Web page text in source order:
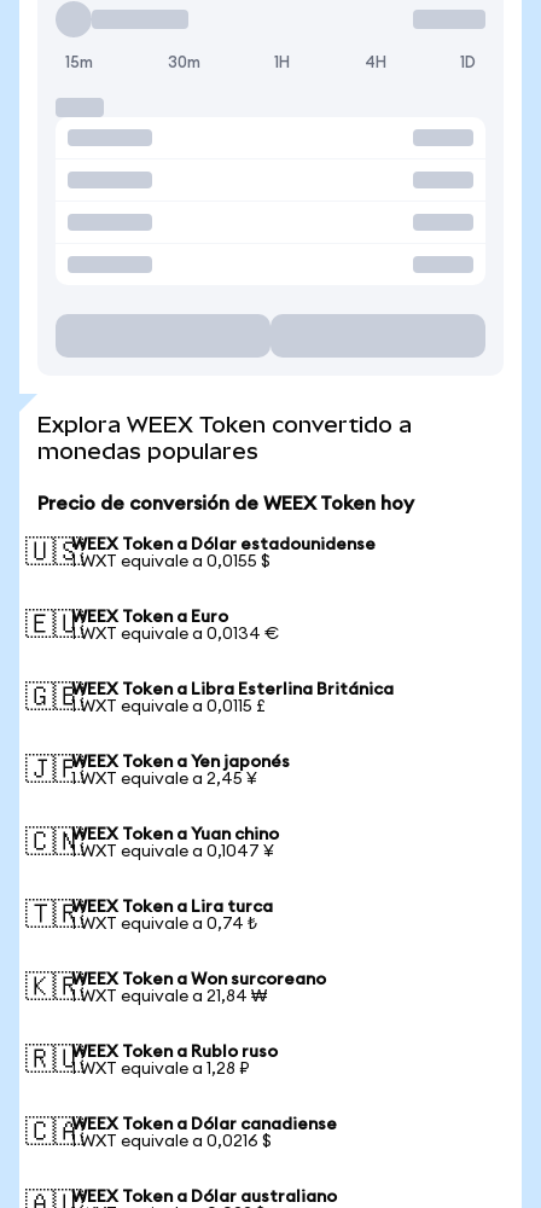
15m 30m 1H 4H 1D
Explora WEEX Token convertido a
monedas populares
Precio de conversión de WEEX Token hoy
🇺🇸WEEX Token a Dólar estadounidense
1 WXT equivale a 0,0155 $
🇪🇺WEEX Token a Euro
1 WXT equivale a 0,0134 €
🇬🇧WEEX Token a Libra Esterlina Británica
1 WXT equivale a 0,0115 £
🇯🇵WEEX Token a Yen japonés
1 WXT equivale a 2,45 ¥
🇨🇳WEEX Token a Yuan chino
1 WXT equivale a 0,1047 ¥
🇹🇷WEEX Token a Lira turca
1 WXT equivale a 0,74 ₺
🇰🇷WEEX Token a Won surcoreano
1 WXT equivale a 21,84 ₩
🇷🇺WEEX Token a Rublo ruso
1 WXT equivale a 1,28 ₽
🇨🇦WEEX Token a Dólar canadiense
1 WXT equivale a 0,0216 $
WEEX Token a Dólar australiano